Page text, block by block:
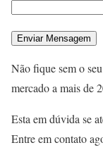
Não fique sem o
mercado a mais de
Esta em dúvida se
Entre em contato